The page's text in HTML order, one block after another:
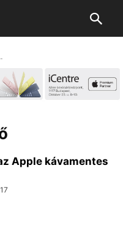
Apple kávamentes